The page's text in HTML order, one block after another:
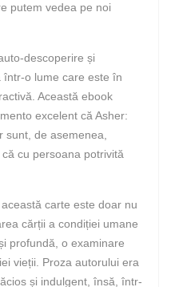
putem vedea pe noi
descoperire și
o lume care este în
Această ebook
excelent că Asher:
sunt, de asemenea,
cu persoana potrivită
carte este doar nu
cărții a condiției umane
profundă, o examinare
vieții. Proza autorului era
și indulgent, însă, într-